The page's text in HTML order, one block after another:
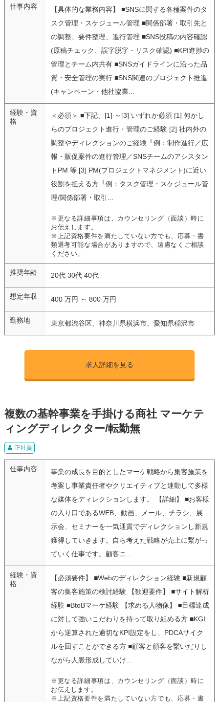
仕事内容
【具体的な業務内容】 ■SNSに関する各種案件のタ
スク管理・スケジュール管理 ■関係部署・取引先と
の調整、要件整理、進行管理 ■SNS投稿の内容確認
(原稿チェック、誤字脱字・リスク確認) ■KPI進捗の
管理とチーム内共有 ■SNSガイドラインに沿った品
質・安全管理の実行 ■SNS関連のプロジェクト推進
(キャンペーン・他社協業...
経験・資
格
＜必須＞ ■下記、[1] ～[3] いずれか必須 [1] 何かし
らのプロジェクト進行・管理のご経験 [2] 社内外の
調整やディレクションのご経験 └例：制作進行／広
報・販促案件の進行管理／SNSチームのアシスタン
トPM 等 [3] PM(プロジェクトマネジメント)に近い
役割を担える方 └例：タスク管理・スケジュール管
理/関係部署・取引...
※更なる詳細事項は、カウンセリング（面談）時に
お伝えします。
※上記資格要件を満たしていない方でも、応募・書
類選考可能な場合がありますので、遠慮なくご相談
ください。
推奨年齢 20代 30代 40代
想定年収 400 万円 ～ 800 万円
勤務地 東京都渋谷区、神奈川県横浜市、愛知県稲沢市
求人詳細を見る
複数の基幹事業を手掛ける商社 マーケテ
ィングディレクター/転勤無
正社員
仕事内容
事業の成長を目的としたマーケ戦略から集客施策を
考案し事業責任者やクリエイティブと連動して多様
な媒体をディレクションします。 【詳細】 ■お客様
の入り口であるWEB、動画、メール、チラシ、展
示会、セミナーを一気通貫でディレクションし新規
獲得していきます。自ら考えた戦略が売上に繋がっ
ていく仕事です。顧客ニ...
経験・資
格
【必須要件】 ■Webのディレクション経験 ■新規顧
客の集客施策の検討経験 【歓迎要件】 ■サイト解析
経験 ■BtoBマーケ経験 【求める人物像】 ■目標達成
に対して強いこだわりを持って取り組める方 ■KGI
から逆算された適切なKPI設定をし、PDCAサイク
ルを回すことができる方 ■顧客と顧客を繋いだりし
ながら人脈形成していけ...
※更なる詳細事項は、カウンセリング（面談）時に
お伝えします。
※上記資格要件を満たしていない方でも、応募・書